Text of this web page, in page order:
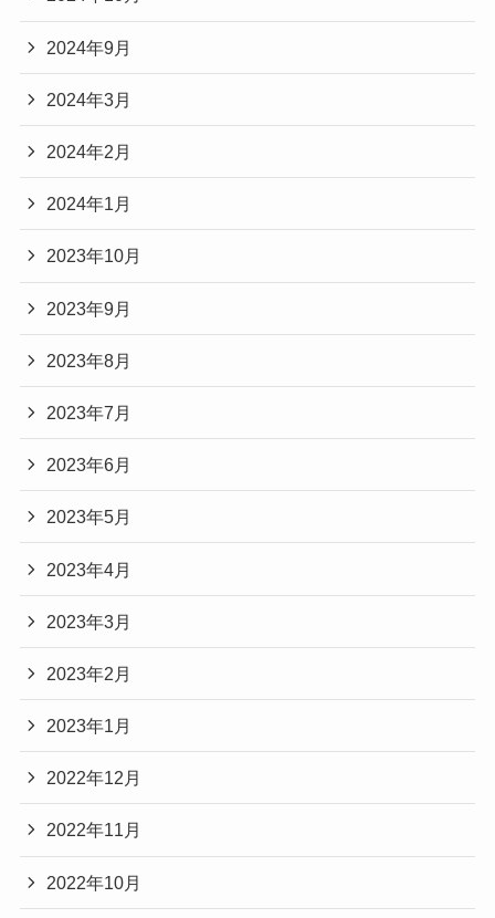
2024年9月
2024年3月
2024年2月
2024年1月
2023年10月
2023年9月
2023年8月
2023年7月
2023年6月
2023年5月
2023年4月
2023年3月
2023年2月
2023年1月
2022年12月
2022年11月
2022年10月